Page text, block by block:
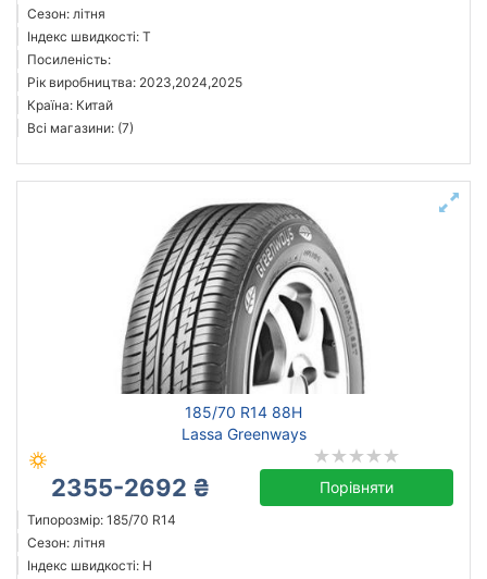
Сезон: літня
Індекс швидкості: T
Посиленість:
Рік виробництва: 2023,2024,2025
Країна: Китай
Всі магазини: (7)
185/70 R14 88H
Lassa Greenways
2355-2692 ₴ Порівняти
Типорозмір: 185/70 R14
Сезон: літня
Індекс швидкості: H